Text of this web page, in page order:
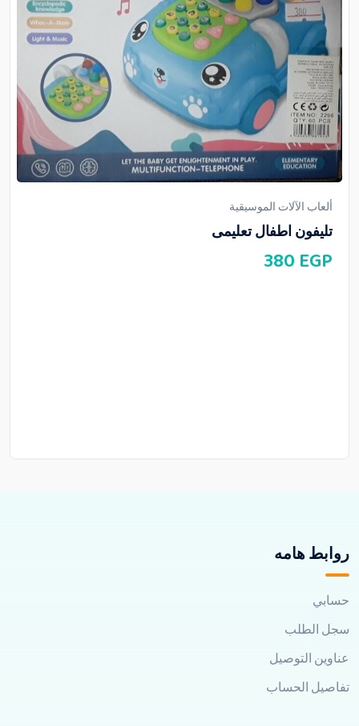
ألعاب الآلات الموسيقية
تليفون اطفال تعليمى
380 EGP
روابط هامه
حسابي
سجل الطلب
عناوين التوصيل
تفاصيل الحساب